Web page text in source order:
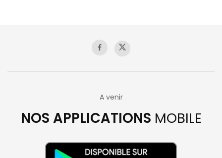
A venir
NOS APPLICATIONS MOBILE